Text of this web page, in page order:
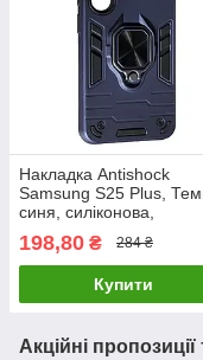
Накладка Antishock
Samsung S25 Plus,
синя, силіконова,
захисту смартфона
198,80 ₴ 284 ₴
Купити
Акційні